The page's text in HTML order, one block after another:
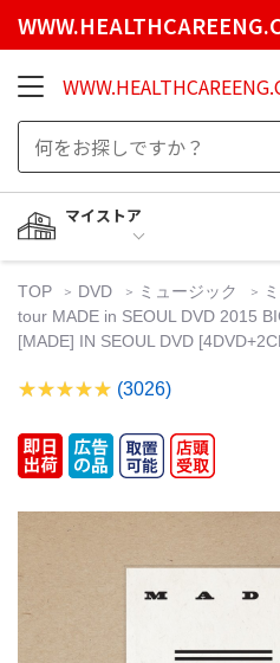
マイストア
TOP DVD ミュージック
tour MADE in SEOUL DVD 2015
[MADE] IN SEOUL DVD
(3026)